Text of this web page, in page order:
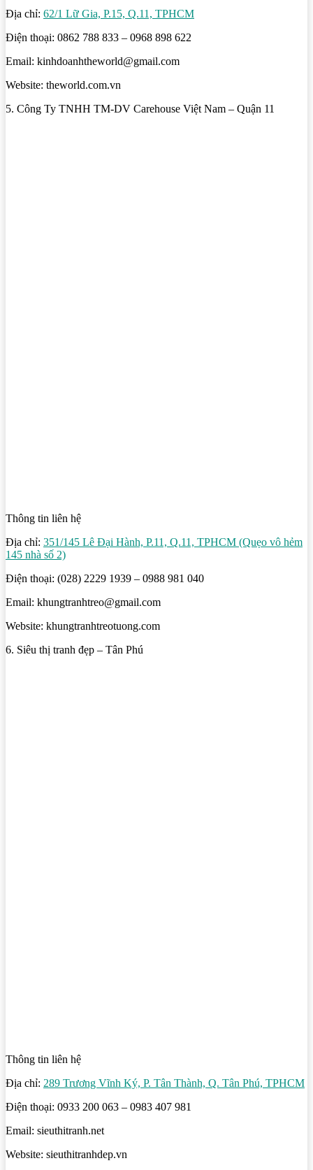
Địa chỉ: 62/1 Lữ Gia, P.15, Q.11, TPHCM
Điện thoại: 0862 788 833 – 0968 898 622
Email: kinhdoanhtheworld@gmail.com
Website: theworld.com.vn
5. Công Ty TNHH TM-DV Carehouse Việt Nam – Quận 11
Thông tin liên hệ
Địa chỉ: 351/145 Lê Đại Hành, P.11, Q.11, TPHCM (Quẹo vô hẻm
145 nhà số 2)
Điện thoại: (028) 2229 1939 – 0988 981 040
Email: khungtranhtreo@gmail.com
Website: khungtranhtreotuong.com
6. Siêu thị tranh đẹp – Tân Phú
Thông tin liên hệ
Địa chỉ: 289 Trương Vĩnh Ký, P. Tân Thành, Q. Tân Phú, TPHCM
Điện thoại: 0933 200 063 – 0983 407 981
Email: sieuthitranh.net
Website: sieuthitranhdep.vn